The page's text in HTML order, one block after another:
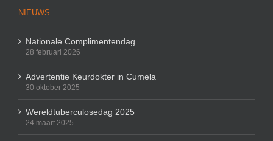
NIEUWS
Nationale Complimentendag
28 februari 2026
Advertentie Keurdokter in Cumela
30 oktober 2025
Wereldtuberculosedag 2025
24 maart 2025